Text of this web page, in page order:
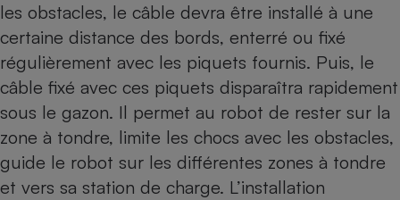
les obstacles, le câble devra être installé à une
certaine distance des bords, enterré ou fixé
régulièrement avec les piquets fournis. Puis, le
câble fixé avec ces piquets disparaîtra rapidement
sous le gazon. Il permet au robot de rester sur la
zone à tondre, limite les chocs avec les obstacles,
guide le robot sur les différentes zones à tondre
et vers sa station de charge. L’installation